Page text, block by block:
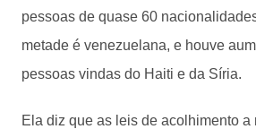
pessoas de quase 60
metade é venezuelana, e houve
pessoas vindas do Haiti e da Síria.
Ela diz que as leis de acolhimento a